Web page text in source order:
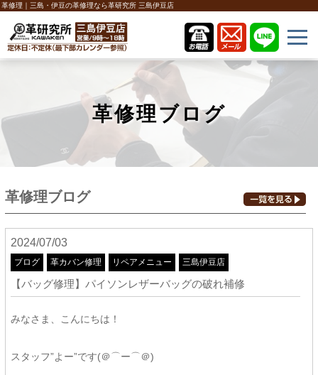
革修理｜三島・伊豆の革修理なら革研究所 三島伊豆店
革修理ブログ
革修理ブログ
2024/07/03
ブログ 革カバン修理 リペアメニュー 三島伊豆店
【バッグ修理】パイソンレザーバッグの破れ補修
みなさま、こんにちは！
スタッフ”よー”です(＠⌒ー⌒＠)